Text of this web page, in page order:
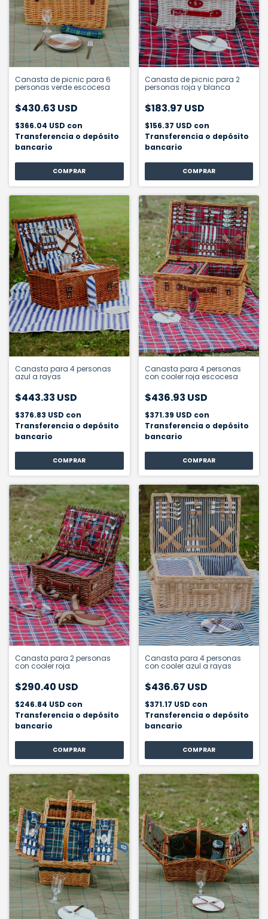
Canasta de picnic para 6
personas verde escocesa
$430.63 USD
$366.04 USD con
Transferencia o depósito
bancario
Canasta de picnic para 2
personas roja y blanca
$183.97 USD
$156.37 USD con
Transferencia o depósito
bancario
Canasta para 4 personas
azul a rayas
$443.33 USD
$376.83 USD con
Transferencia o depósito
bancario
Canasta para 4 personas
con cooler roja escocesa
$436.93 USD
$371.39 USD con
Transferencia o depósito
bancario
Canasta para 2 personas
con cooler roja
$290.40 USD
$246.84 USD con
Transferencia o depósito
bancario
Canasta para 4 personas
con cooler azul a rayas
$436.67 USD
$371.17 USD con
Transferencia o depósito
bancario